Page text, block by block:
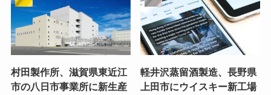
村田製作所、滋賀県東近江
市の八日市事業所に新生産
軽井沢蒸留酒製造、長野県
上田市にウイスキー新工場